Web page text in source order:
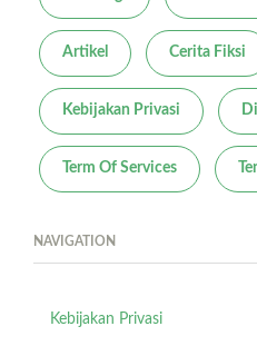
Artikel Cerita Fiksi
Kebijakan Privasi
Term Of Services
NAVIGATION
Kebijakan Privasi